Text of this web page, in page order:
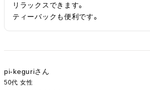
リラックスできます。
ティーバックも便利です。
pi-keguri
50代 女性